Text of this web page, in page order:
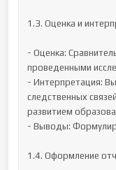
1.3. Оценка и
- Оценка:
проведенными
- Интерпретация:
следственных
развитием
- Выводы:
1.4. Оформление